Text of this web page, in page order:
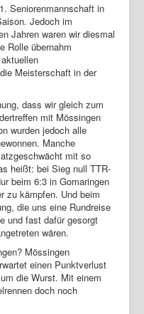
Seniorenmannschaft in
Jedoch im
Jahren waren wir diesmal
Rolle übernahm
Meisterschaft in der
dass wir gleich zum
mit Mössingen
wurden jedoch alle
Manche
mit so
heißt: bei Sieg null TTR-
beim 6:3 in Gomaringen
zu kämpfen. Und beim
die uns eine Rundreise
und fast dafür gesorgt
wären.
Mössingen
einen Punktverlust
die Wurst. Mit einem
doch noch